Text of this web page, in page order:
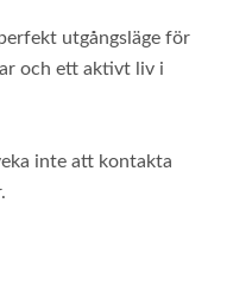
utgångsläge för
och ett aktivt liv i
inte att kontakta